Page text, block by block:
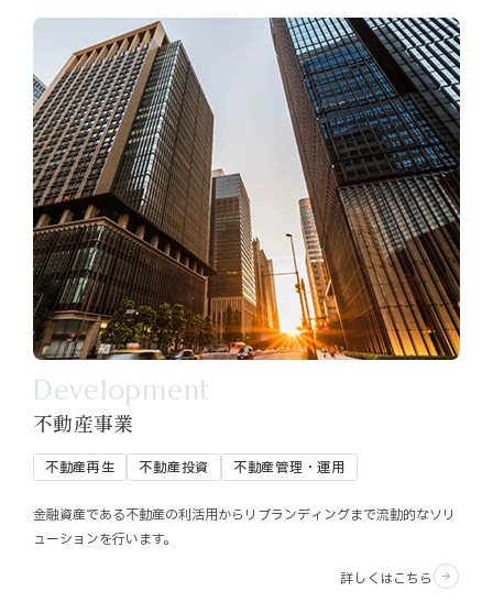
Development
不動産事業
不動産再生 不動産投資 不動産管理・運用
金融資産である不動産の利活用からリブランディングまで流動的なソリ
ューションを行います。
詳しくはこちら
arrow_forward